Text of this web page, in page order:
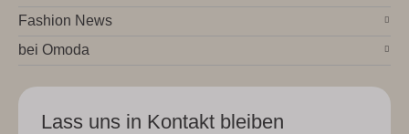
Fashion News
bei Omoda
Lass uns in Kontakt bleiben